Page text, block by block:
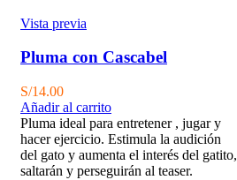
Vista previa
Pluma con Cascabel
S/14.00
Añadir al carrito
Pluma ideal para entretener , jugar y
hacer ejercicio. Estimula la audición
del gato y aumenta el interés del gatito,
saltarán y perseguirán al teaser.